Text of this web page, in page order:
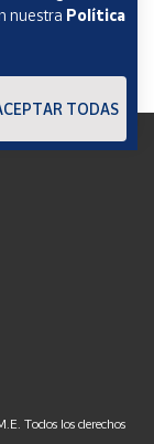
Todos los derechos
nuestra Política
TODAS